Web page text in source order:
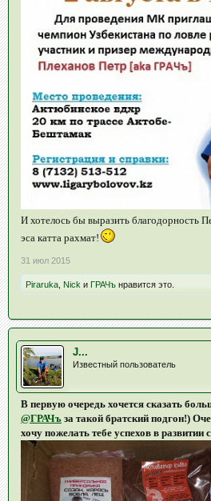
И хотелось бы выразить благодорность
эса катта рахмат!
31 июл 2015
Piraruka Nick и ГРАЧъ нравится это.
J...
Известный пользователь
В первую очередь хочется сказать
@ГРАЧъ за такой братский подгон!)
хочу пожелать тебе успехов в развитии